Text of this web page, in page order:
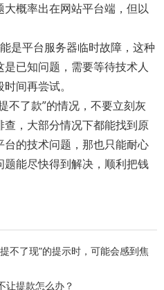
概率出在网站平台端，但以
是平台服务器临时故障，这种
已知问题，需要等待技术人
间再尝试。
不了款”的情况，不要立刻灰
，大部分情况下都能找到原
的技术问题，那也只能耐心
能尽快得到解决，顺利把钱
不了现”的提示时，可能会感到焦
让提款怎么办？